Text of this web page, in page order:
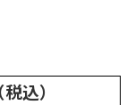
込）